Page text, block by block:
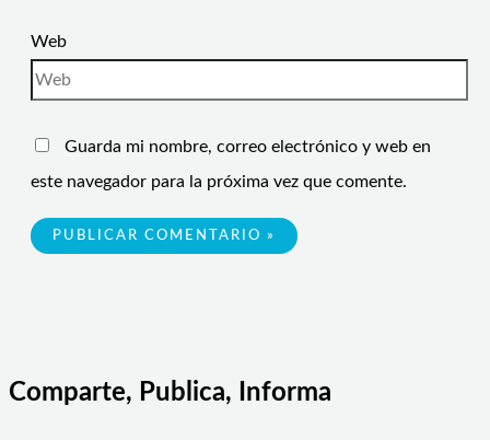
Web
Guarda mi nombre, correo electrónico y web en
este navegador para la próxima vez que comente.
Comparte, Publica, Informa